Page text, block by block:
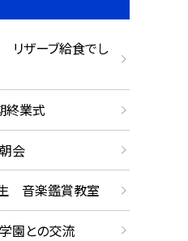
ザーブ給食でし
終業式
会
音楽鑑賞教室
園との交流